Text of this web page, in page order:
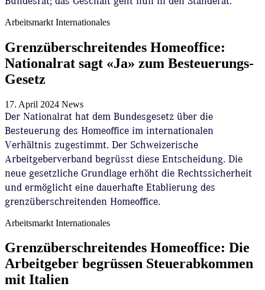
Arbeitsmarkt Internationales
Grenzüberschreitendes Homeoffice:
Nationalrat sagt «Ja» zum Besteuerungs-
Gesetz
17. April 2024 News
Der Nationalrat hat dem Bundesgesetz über die
Besteuerung des Homeoffice im internationalen
Verhältnis zugestimmt. Der Schweizerische
Arbeitgeberverband begrüsst diese Entscheidung. Die
neue gesetzliche Grundlage erhöht die Rechtssicherheit
und ermöglicht eine dauerhafte Etablierung des
grenzüberschreitenden Homeoffice.
Arbeitsmarkt Internationales
Grenzüberschreitendes Homeoffice: Die
Arbeitgeber begrüssen Steuerabkommen
mit Italien